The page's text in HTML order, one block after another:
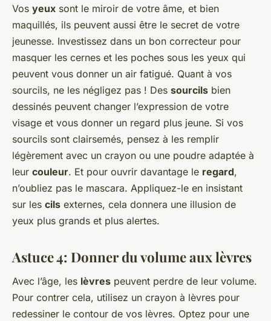
Vos yeux sont le miroir de votre âme, et bien
maquillés, ils peuvent aussi être le secret de votre
jeunesse. Investissez dans un bon correcteur pour
masquer les cernes et les poches sous les yeux qui
peuvent vous donner un air fatigué. Quant à vos
sourcils, ne les négligez pas ! Des sourcils bien
dessinés peuvent changer l’expression de votre
visage et vous donner un regard plus jeune. Si vos
sourcils sont clairsemés, pensez à les remplir
légèrement avec un crayon ou une poudre adaptée à
leur couleur. Et pour ouvrir davantage le regard,
n’oubliez pas le mascara. Appliquez-le en insistant
sur les cils externes, cela donnera une illusion de
yeux plus grands et plus alertes.
Astuce 4: Donner du volume aux lèvres
Avec l’âge, les lèvres peuvent perdre de leur volume.
Pour contrer cela, utilisez un crayon à lèvres pour
redessiner le contour de vos lèvres. Optez pour une